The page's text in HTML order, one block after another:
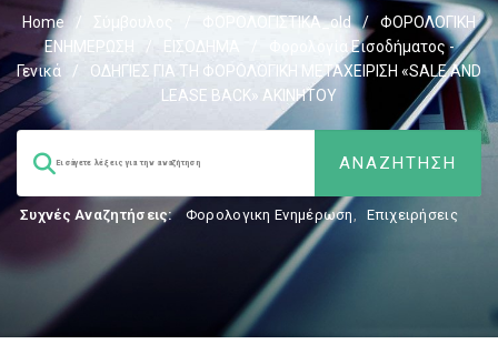
Home / Σύμβουλος ΦΟΡΟΛΟΓΙΣΤΙΚΑ_old /
ΦΟΡΟΛΟΓΙΚΗ
ΕΝΗΜΕΡΩΣΗ
/ ΕΙΣΟΔΗΜΑ
Φορολογία Εισοδήματος -
Γενικά
/
ΟΔΗΓΙΕΣ ΓΙΑ ΤΗ ΦΟΡΟΛΟΓΙΚΗ ΜΕΤΑΧΕΙΡΙΣΗ «SALE AND
LEASE BACK» ΑΚΙΝΗΤΟΥ
Συχνές Αναζητήσεις: Φορολογικη Ενημέρωση, Επιχειρήσεις